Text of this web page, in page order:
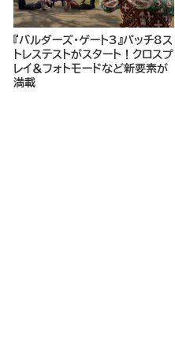
『バルダーズ・ゲート3』パッチ8ス
トレステストがスタート！クロスプ
レイ＆フォトモードなど新要素が
満載